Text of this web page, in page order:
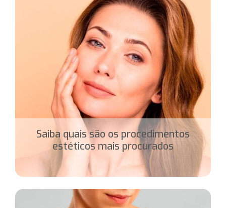
Saiba quais são os procedimentos
estéticos mais procurados